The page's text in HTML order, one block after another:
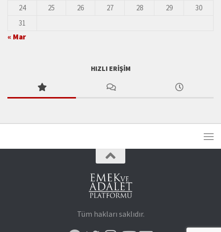
24
25 26 27 28 29
30
31
« Mar
HIZLI ERIŞIM
Tüm hakları saklıdır.